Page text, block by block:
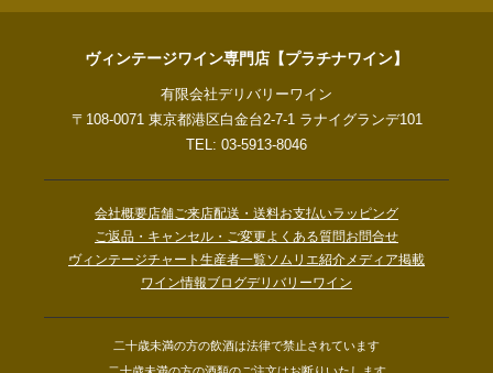
ヴィンテージワイン専門店【プラチナワイン】
有限会社デリバリーワイン
〒108-0071 東京都港区白金台2-7-1 ラナイグランデ101
TEL: 03-5913-8046
会社概要店舗ご来店配送・送料お支払いラッピング
ご返品・キャンセル・ご変更よくある質問お問合せ
ヴィンテージチャート 生産者一覧ソムリエ紹介メディア掲載
ワイン情報ブログデリバリーワイン
二十歳未満の方の飲酒は法律で禁止されています